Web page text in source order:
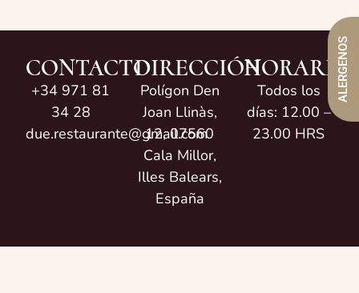
ALERGENOS
CONTACTO
+34 971 81
34 28
due.restaurante@gmail.com
DIRECCIÓN
Polígon Den
Joan Llinàs,
12, 07560
Cala Millor,
Illes Balears,
España
HORARIO
Todos los
días: 12.00 –
23.00 HRS